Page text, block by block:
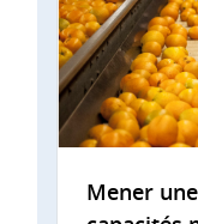
Mener